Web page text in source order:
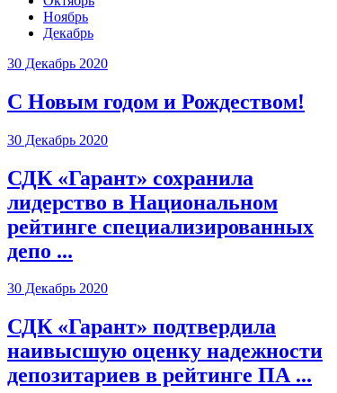
Ноябрь
Декабрь
30 Декабрь 2020
С Новым годом и Рождеством!
30 Декабрь 2020
СДК «Гарант» сохранила
лидерство в Национальном
рейтинге специализированных
депо ...
30 Декабрь 2020
СДК «Гарант» подтвердила
наивысшую оценку надежности
депозитариев в рейтинге ПА ...